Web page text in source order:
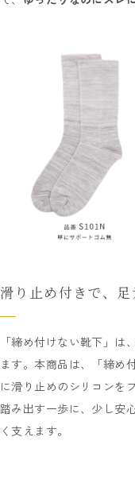
滑り止め付きで、
「締め付けない靴下」
ます。本商品は、「締め
に滑り止めのシリコンを
踏み出す一歩に、少し安
く支えます。